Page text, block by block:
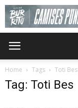
Home Tags Toti Bes
Tag: Toti Bes